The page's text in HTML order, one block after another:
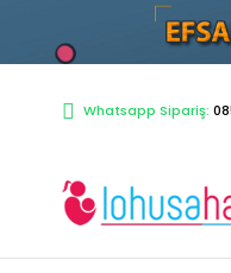
Whatsapp Sipariş: